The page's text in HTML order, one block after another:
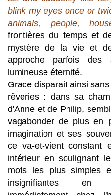
blink my eyes once or
animals, people,
frontières du temps et
mystère de la vie et
approche parfois des
lumineuse éternité.
Grace disparait ainsi
rêveries : dans sa
d'Anne et de Philip,
vagabonder de plus en
imagination et ses
ce va-et-vient constant
intérieur en soulignant
mots les plus simples
insignifiantes en